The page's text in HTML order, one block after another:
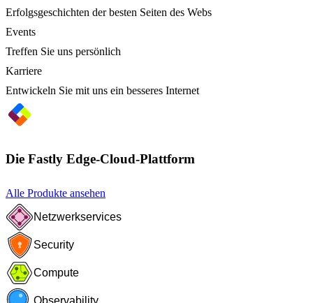
Erfolgsgeschichten der besten Seiten des Webs
Events
Treffen Sie uns persönlich
Karriere
Entwickeln Sie mit uns ein besseres Internet
Die Fastly Edge-Cloud-Plattform
Alle Produkte ansehen
Netzwerkservices
Security
Compute
Observability